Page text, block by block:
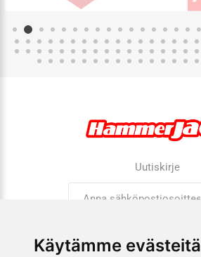
Käytämme evästeitä
Uutiskirje